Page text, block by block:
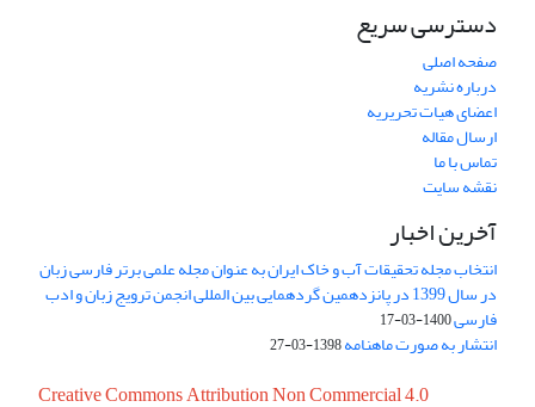
دسترسی سریع
صفحه اصلی
درباره نشریه
اعضای هیات تحریریه
ارسال مقاله
تماس با ما
نقشه سایت
آخرین اخبار
انتخاب مجله تحقیقات آب و خاک ایران به عنوان مجله علمی برتر فارسی زبان
در سال 1399 در پانزدهمین گردهمایی بین المللی انجمن ترویج زبان و ادب
فارسی1400-03-17
انتشار به صورت ماهنامه1398-03-27
Creative Commons Attribution Non Commercial 4.0